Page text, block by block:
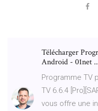
Télécharger
Android - 01net
Programme TV
TV 6.6.4
vous offre une